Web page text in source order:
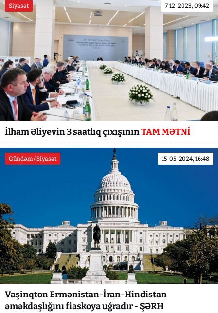
Siyasət 7-12-2023, 09:42
İlham Əliyevin 3 saatlıq çıxışınınTAM MƏTNİ
Gündəm / Siyasət 15-05-2024, 16:48
Vaşinqton Ermənistan-İran-Hindistan
əməkdaşlığını fiaskoya uğradır - ŞƏRH